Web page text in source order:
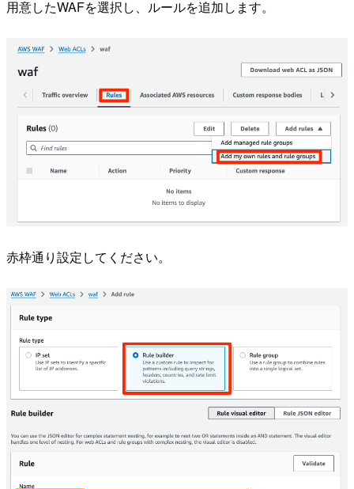
用意したWAFを選択し、ルールを追加します。
赤枠通り設定してください。